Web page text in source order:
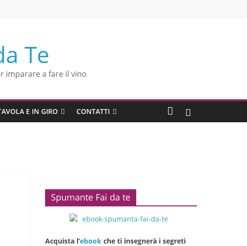
Te
imparare a fare il vino
E IN GIRO CONTATTI
Spumante Fai da te
Acquista l’ebook che ti insegnerà i segreti